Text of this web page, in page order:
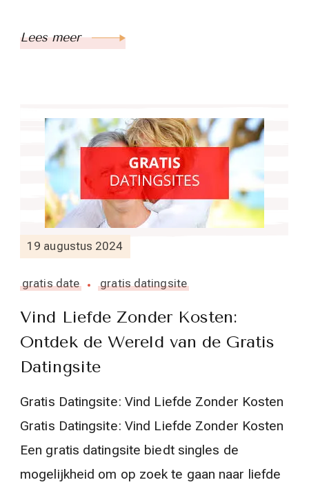
Lees meer
19 augustus 2024
gratis date gratis datingsite
Vind Liefde Zonder Kosten:
Ontdek de Wereld van de Gratis
Datingsite
Gratis Datingsite: Vind Liefde Zonder Kosten
Gratis Datingsite: Vind Liefde Zonder Kosten
Een gratis datingsite biedt singles de
mogelijkheid om op zoek te gaan naar liefde